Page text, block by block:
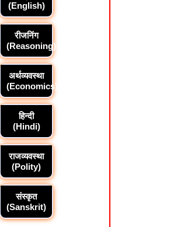
(English)
रीजनिंग
(Reasoning)
अर्थव्यवस्था
(Economics)
हिन्दी
(Hindi)
राजव्यवस्था
(Polity)
संस्कृत
(Sanskrit)